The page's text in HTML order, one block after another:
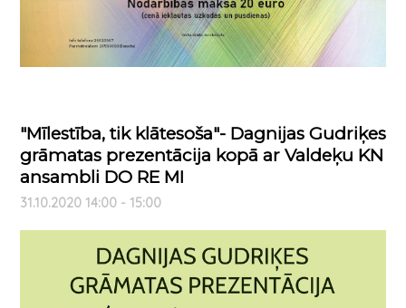
"Mīlestība, tik klātesoša"- Dagnijas Gudriķes
grāmatas prezentācija kopā ar Valdeķu KN
ansambli DO RE MI
31.10.2020 14:00 - 15:00